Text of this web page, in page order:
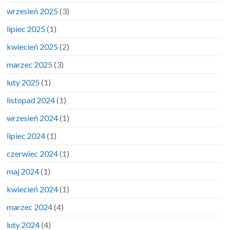
wrzesień 2025(3)
lipiec 2025(1)
kwiecień 2025(2)
marzec 2025(3)
luty 2025(1)
listopad 2024(1)
wrzesień 2024(1)
lipiec 2024(1)
czerwiec 2024(1)
maj 2024(1)
kwiecień 2024(1)
marzec 2024(4)
luty 2024(4)